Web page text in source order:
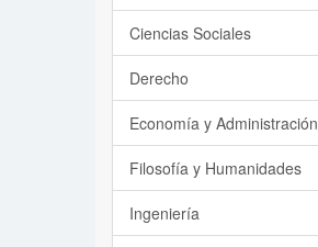
Ciencias Sociales
Derecho
Economía y Administración
Filosofía y Humanidades
Ingeniería